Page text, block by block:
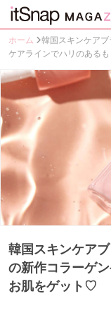
ホーム
韓国スキンケア
ケアラインでハリのある
韓国スキンケア
の新作コラーゲ
お肌をゲット♡